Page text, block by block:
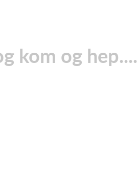
kom og hep....